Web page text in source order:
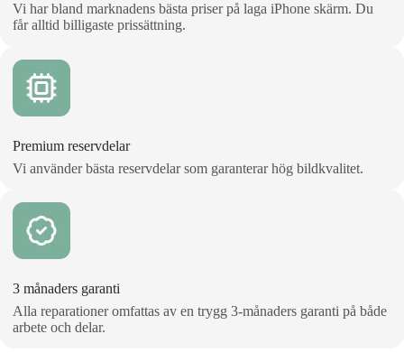
Vi har bland marknadens bästa priser på laga iPhone skärm. Du
får alltid billigaste prissättning.
Premium reservdelar
Vi använder bästa reservdelar som garanterar hög bildkvalitet.
3 månaders garanti
Alla reparationer omfattas av en trygg 3‑månaders garanti på både
arbete och delar.